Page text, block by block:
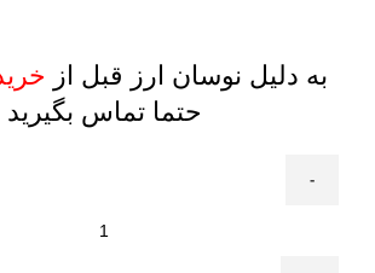
به دلیل نوسان ارز قبل از
حتما تماس بگیرید